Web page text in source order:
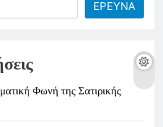
ΕΡΕΥΝΑ
Φωνή της Σατιρικής